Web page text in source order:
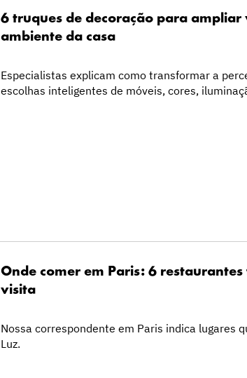
6 truques de decoração para
ambiente da casa
Especialistas explicam como transformar a
escolhas inteligentes de móveis, cores,
Onde comer em Paris: 6
visita
Nossa correspondente em Paris indica lugares
Luz.